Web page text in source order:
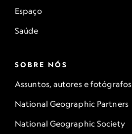
Espaço
Saúde
SOBRE NÓS
Assuntos, autores e fotógrafos
National Geographic Partners
National Geographic Society